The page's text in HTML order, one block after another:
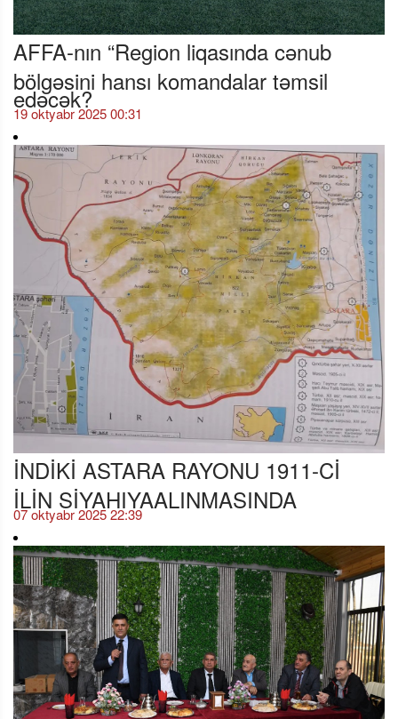
AFFA-nın “Region liqasında cənub
bölgəsini hansı komandalar təmsil
edəcək?
19 oktyabr 2025 00:31
İNDİKİ ASTARA RAYONU 1911-Cİ
İLİN SİYAHIYAALINMASINDA
07 oktyabr 2025 22:39